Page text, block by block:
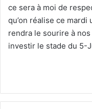
ce sera à moi de
qu’on réalise ce
rendra le sourire à
investir le stade du 5-